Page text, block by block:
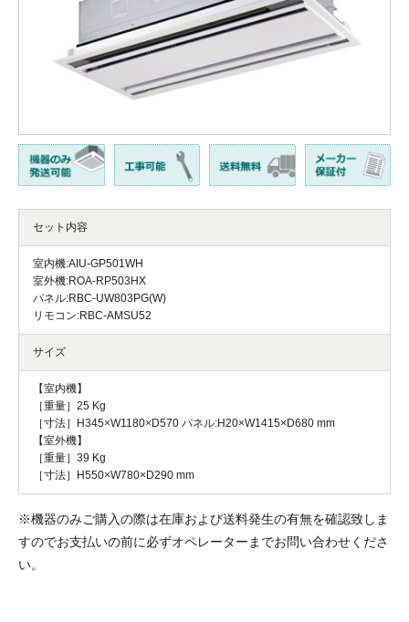
セット内容
室内機:AIU-GP501WH
室外機:ROA-RP503HX
パネル:RBC-UW803PG(W)
リモコン:RBC-AMSU52
サイズ
【室内機】
［重量］25 Kg
［寸法］H345×W1180×D570 パネル:H20×W1415×D680 mm
【室外機】
［重量］39 Kg
［寸法］H550×W780×D290 mm
※機器のみご購入の際は在庫および送料発生の有無を確認致しま
すのでお支払いの前に必ずオペレーターまでお問い合わせくださ
い。